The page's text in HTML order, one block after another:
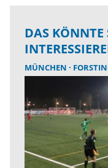
DAS KÖNNTE
MÜNCHEN